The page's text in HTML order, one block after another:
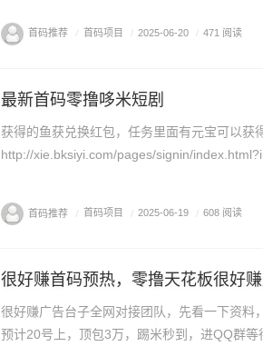
首码推荐 / 首码项目 / 2025-06-20 / 471 阅读
最新首码零撸哆米短剧
获得的鱼获兑换红包，任务里面有元宝可以获
http://xie.bksiyi.com/pages/signin/
首码推荐 / 首码项目 / 2025-06-19 / 608 阅读
很好赚广告台子全网对接团队，先看一下资料
预计20号上，顶包3万，踢米秒到，进QQ群等